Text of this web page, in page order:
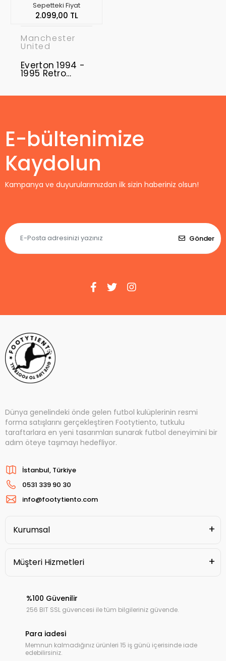
Sepetteki Fiyat
2.099,00 TL
Manchester
United
Everton 1994 -
1995 Retro
E-bültenimize
Kaydolun
Kampanya ve duyurularımızdan ilk sizin haberiniz olsun!
Gönder
Dünya genelindeki önde gelen futbol kulüplerinin resmi
forma satışlarını gerçekleştiren Footytiento, tutkulu
taraftarlara en yeni tasarımları sunarak futbol deneyimini bir
adım öteye taşımayı hedefliyor.
İstanbul, Türkiye
0531 339 90 30
info@footytiento.com
Kurumsal
Müşteri Hizmetleri
%100 Güvenilir
256 BIT SSL güvencesi ile tüm bilgileriniz güvende.
Para iadesi
Memnun kalmadığınız ürünleri 15 iş günü içerisinde iade
edebilirsiniz.